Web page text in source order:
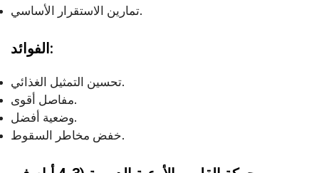
تمارين الاستقرار الأساسي.
الفوائد:
تحسين التمثيل الغذائي.
مفاصل أقوى.
وضعية أفضل.
خفض مخاطر السقوط.